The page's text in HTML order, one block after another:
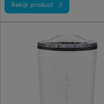
Bekijk product